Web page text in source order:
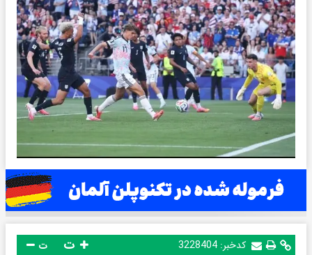
کدخبر: 3228404 ت